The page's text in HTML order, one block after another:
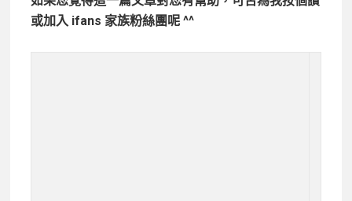
或加入 ifans 家族粉絲團呢 ^^